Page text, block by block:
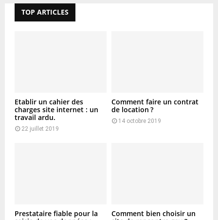
TOP ARTICLES
Etablir un cahier des
charges site internet : un
travail ardu.
22 juillet 2019
Comment faire un contrat
de location ?
14 octobre 2019
Prestataire fiable pour la
Comment bien choisir un